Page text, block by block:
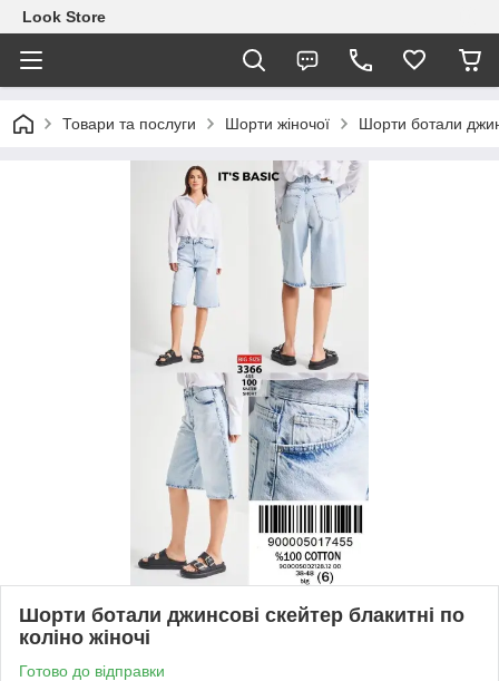
Look Store
Товари та послуги Шорти жіночої Шорти ботали
Шорти ботали джинсові скейтер блакитні по
коліно жіночі
Готово до відправки